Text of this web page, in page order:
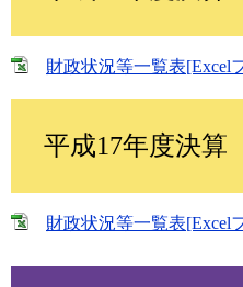
財政状況等一覧表[Excel
平成17年度決算
財政状況等一覧表[Excel